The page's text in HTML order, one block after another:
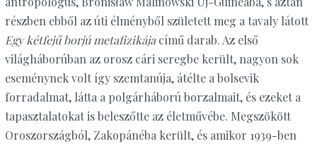
részben ebből az úti élményből született meg a tavaly látott
Egy kétfejű borjú metafizikájacímű darab. Az első
világháborúban az orosz cári seregbe került, nagyon sok
eseménynek volt így szemtanúja, átélte a bolsevik
forradalmat, látta a polgárháború borzalmait, és ezeket a
tapasztalatokat is beleszőtte az életművébe. Megszökött
Oroszországból, Zakopánéba került, és amikor 1939-ben